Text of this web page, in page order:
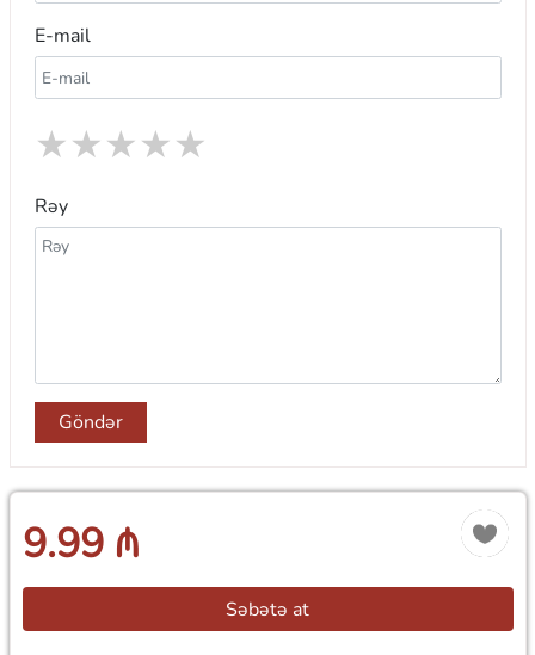
E-mail
★
★
★
★
★
Rəy
Göndər
9.99 ₼
Səbətə at